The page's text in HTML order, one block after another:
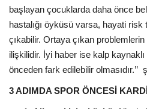
başlayan çocuklarda daha önce
hastalığı öyküsü varsa, hayati
çıkabilir. Ortaya çıkan
ilişkilidir. İyi haber ise kalp
önceden fark edilebilir olmasıdır.’’
3 ADIMDA SPOR ÖNCESİ